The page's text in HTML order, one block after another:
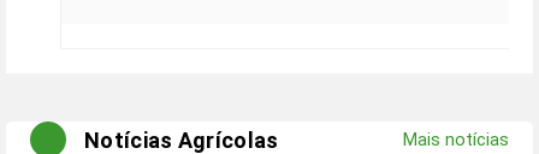
Notícias Agrícolas Mais notícias